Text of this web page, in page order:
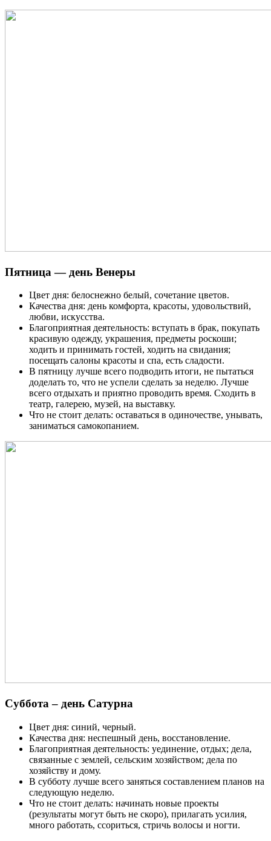
Пятница — день Венеры
Цвет дня: белоснежно белый, сочетание цветов.
Качества дня: день комфорта, красоты, удовольствий,
любви, искусства.
Благоприятная деятельность: вступать в брак, покупать
красивую одежду, украшения, предметы роскоши;
ходить и принимать гостей, ходить на свидания;
посещать салоны красоты и спа, есть сладости.
В пятницу лучше всего подводить итоги, не пытаться
доделать то, что не успели сделать за неделю. Лучше
всего отдыхать и приятно проводить время. Сходить в
театр, галерею, музей, на выставку.
Что не стоит делать: оставаться в одиночестве, унывать,
заниматься самокопанием.
Суббота – день Сатурна
Цвет дня: синий, черный.
Качества дня: неспешный день, восстановление.
Благоприятная деятельность: уединение, отдых; дела,
связанные с землей, сельским хозяйством; дела по
хозяйству и дому.
В субботу лучше всего заняться составлением планов на
следующую неделю.
Что не стоит делать: начинать новые проекты
(результаты могут быть не скоро), прилагать усилия,
много работать, ссориться, стричь волосы и ногти.